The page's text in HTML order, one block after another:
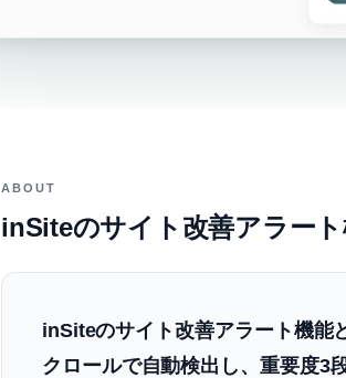
ABOUT
inSiteのサイト改善アラー
inSiteのサイト改善アラート機能
クロールで自動検出し、重要度3